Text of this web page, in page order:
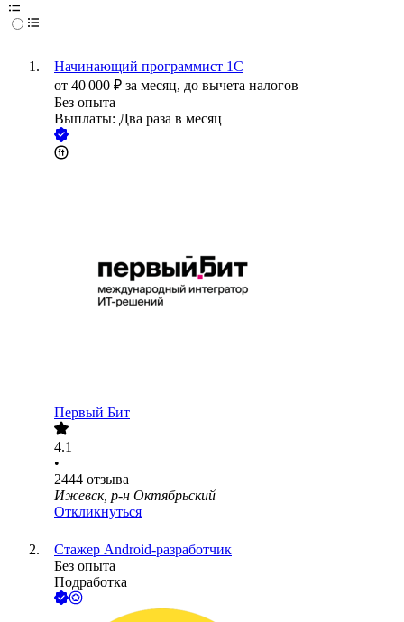
Начинающий программист 1С
от 40 000 ₽ за месяц, до вычета налогов
Без опыта
Выплаты: Два раза в месяц
Первый Бит
4.1
•
2444 отзыва
Ижевск, р-н Октябрьский
Откликнуться
Стажер Android-разработчик
Без опыта
Подработка